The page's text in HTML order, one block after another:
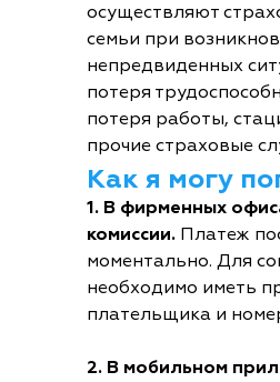
осуществляют
семьи при
непредвиденных
потеря
потеря работы,
прочие страховые
Как я могу
1. В фирменных
комиссии. Платеж
моментально. Для
необходимо иметь
плательщика и
2. В мобильном